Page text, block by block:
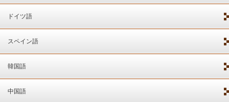
ドイツ語
スペイン語
韓国語
中国語